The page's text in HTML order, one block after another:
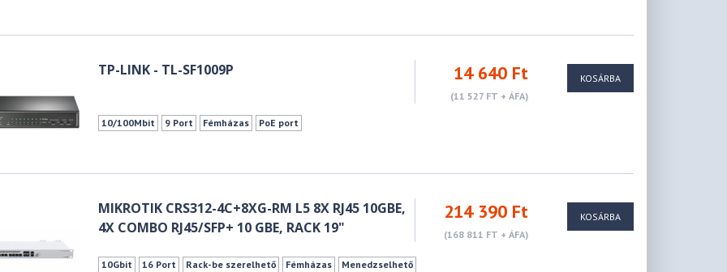
TP-LINK - TL-SF1009P 14 640 Ft
(11 527 FT + ÁFA)
10/100Mbit 9 Port Fémházas PoE port
KOSÁRBA
MIKROTIK CRS312-4C+8XG-RM L5 8X RJ45 10GBE,
4X COMBO RJ45/SFP+ 10 GBE, RACK 19"
214 390 Ft
(168 811 FT + ÁFA)
10Gbit 16 Port Rack-be szerelhető Fémházas Menedzselhető
KOSÁRBA